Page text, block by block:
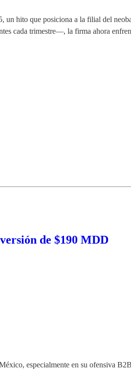
hito que posiciona a la filial del
cada trimestre—, la firma ahora
de $190 MDD
especialmente en su ofensiva